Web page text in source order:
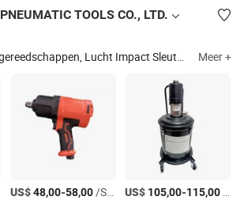
Draadloze
TOOLS CO., LTD.
Pneumatische/Luchtgereedschappen, Lucht Impact Sleutel, Lucht Slijpmachine, Pneumatische Schroevendraaier, Li-ion Accu Sleutel, Lucht Orbital Schuurmachine, Banden Drukmeter, Lucht Ratelsleutel...., Li-ion Accu Boormachine. enz. Schuurmachine, Li-ion Accu Ratelsleutel Meer +
US$48,00-58,00/Stuk US$ 105,00-115,00